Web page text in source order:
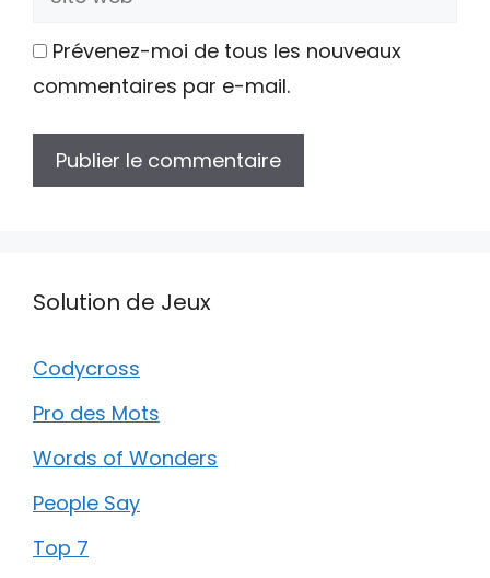
Prévenez-moi de tous les nouveaux
commentaires par e-mail.
Solution de Jeux
Codycross
Pro des Mots
Words of Wonders
People Say
Top 7